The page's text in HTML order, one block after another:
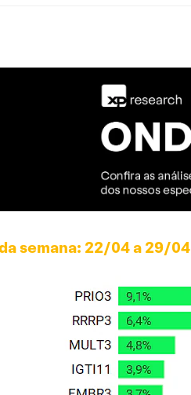
semana: 22/04 a 29/04